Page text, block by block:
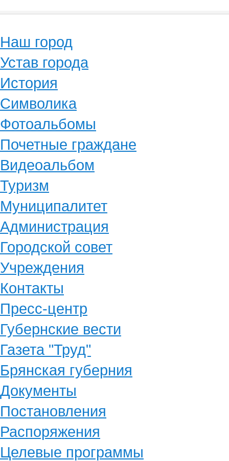
Наш город
Устав города
История
Символика
Фотоальбомы
Почетные граждане
Видеоальбом
Туризм
Муниципалитет
Администрация
Городской совет
Учреждения
Контакты
Пресс-центр
Губернские вести
Газета "Труд"
Брянская губерния
Документы
Постановления
Распоряжения
Целевые программы